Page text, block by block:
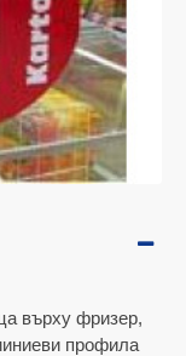
върху фризер,
профила